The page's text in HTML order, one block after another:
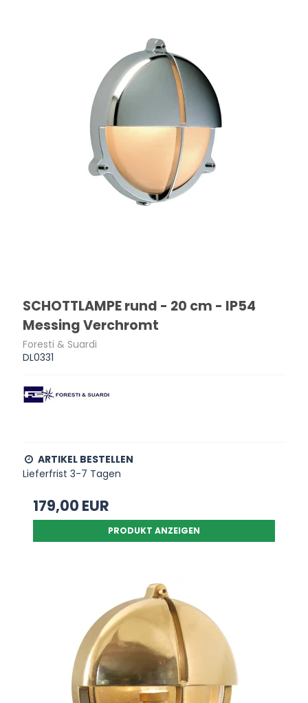
SCHOTTLAMPE rund - 20 cm - IP54
Messing Verchromt
Foresti & Suardi
DL0331
ARTIKEL BESTELLEN
Lieferfrist 3-7 Tagen
179,00 EUR
PRODUKT ANZEIGEN